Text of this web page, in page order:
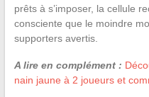
prêts à s’imposer, la cellule
consciente que le moindre
supporters avertis.
A lire en complément :
nain jaune à 2 joueurs et